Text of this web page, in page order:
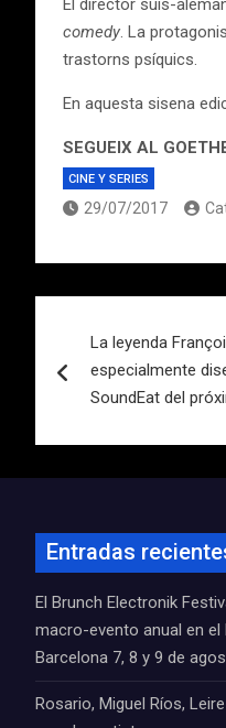
El director suís-
comedy. La
trastorns psíquics.
En aquesta sisena
SEGUEIX AL
CINE Y SERIES
29/07/2017
de
entradas
La leyenda
especialmente
SoundEat del
Entradas
El Brunch Electronik
macro-evento anual en el
Barcelona 7, 8 y 9 de
Rosario, Miguel Ríos,